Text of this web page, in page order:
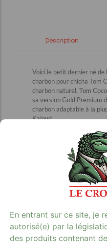
Description
Voici le petit dernier né de
charbon pour chicha Tom
charbon naturel, Tom
sa version Gold Premium
charbon adaptable à la
Kaloud.
Ce charbon Premium est
fabriqué en Indonésie à
Il est inodore et dispose
accrue. Son taux de
dhumidité faible lui
En entrant sur ce site, je
autorisé(e) par la
des produits contenant